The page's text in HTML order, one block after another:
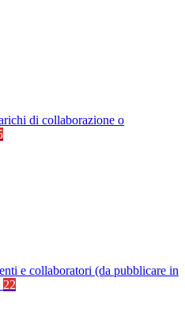
di collaborazione o
e collaboratori (da pubblicare in
22